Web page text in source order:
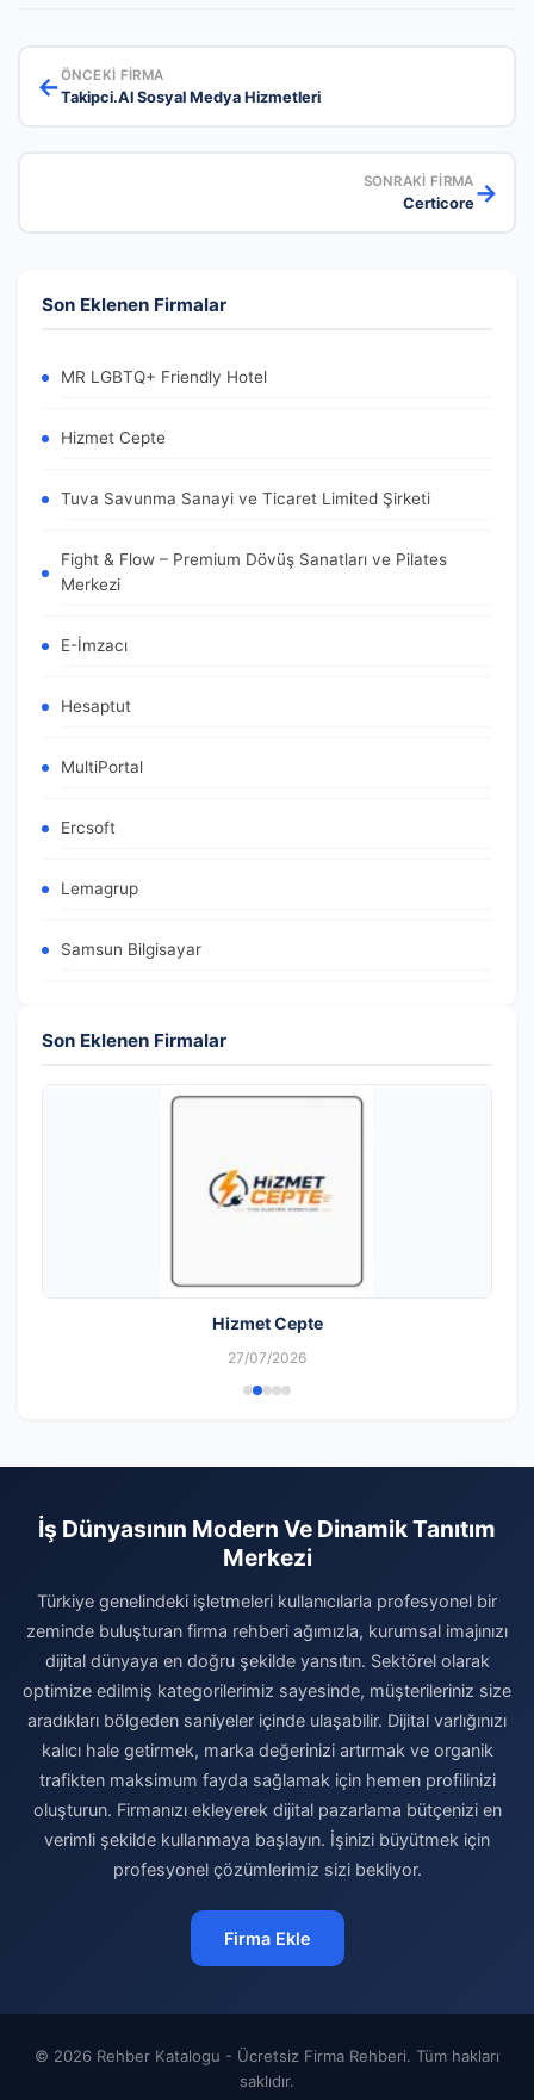
←ÖNCEKI FIRMA
Takipci.Al Sosyal Medya Hizmetleri
SONRAKI FIRMA
Certicore→
Son Eklenen Firmalar
MR LGBTQ+ Friendly Hotel
Hizmet Cepte
Tuva Savunma Sanayi ve Ticaret Limited Şirketi
Fight & Flow – Premium Dövüş Sanatları ve Pilates
Merkezi
E-İmzacı
Hesaptut
MultiPortal
Ercsoft
Lemagrup
Samsun Bilgisayar
Son Eklenen Firmalar
Hizmet Cepte
27/07/2026
İş Dünyasının Modern Ve Dinamik Tanıtım
Merkezi
Türkiye genelindeki işletmeleri kullanıcılarla profesyonel bir
zeminde buluşturan firma rehberi ağımızla, kurumsal imajınızı
dijital dünyaya en doğru şekilde yansıtın. Sektörel olarak
optimize edilmiş kategorilerimiz sayesinde, müşterileriniz size
aradıkları bölgeden saniyeler içinde ulaşabilir. Dijital varlığınızı
kalıcı hale getirmek, marka değerinizi artırmak ve organik
trafikten maksimum fayda sağlamak için hemen profilinizi
oluşturun. Firmanızı ekleyerek dijital pazarlama bütçenizi en
verimli şekilde kullanmaya başlayın. İşinizi büyütmek için
profesyonel çözümlerimiz sizi bekliyor.
Firma Ekle
© 2026 Rehber Katalogu - Ücretsiz Firma Rehberi. Tüm hakları
saklıdır.